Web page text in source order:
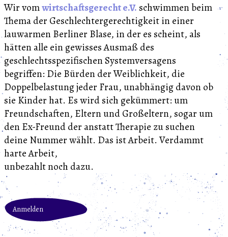
Wir vomwirtschaftsgerecht e.V. schwimmen beim
Thema der Geschlechtergerechtigkeit in einer
lauwarmen Berliner Blase, in der es scheint, als
hätten alle ein gewisses Ausmaß des
geschlechtsspezifischen Systemversagens
begriffen: Die Bürden der Weiblichkeit, die
Doppelbelastung jeder Frau, unabhängig davon ob
sie Kinder hat. Es wird sich gekümmert: um
Freundschaften, Eltern und Großeltern, sogar um
den Ex-Freund der anstatt Therapie zu suchen
deine Nummer wählt. Das ist Arbeit. Verdammt
harte Arbeit,
unbezahlt noch dazu.
Anmelden